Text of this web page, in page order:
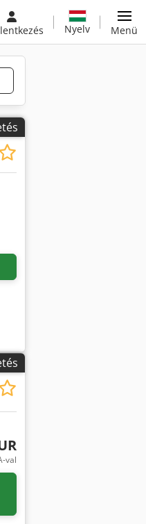
Nyelv Menü
val